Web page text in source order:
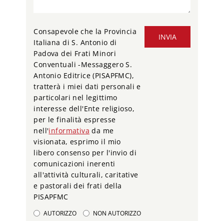
INVIA
Consapevole che la Provincia
Italiana di S. Antonio di
Padova dei Frati Minori
Conventuali -Messaggero S.
Antonio Editrice (PISAPFMC),
tratterà i miei dati personali e
particolari nel legittimo
interesse dell'Ente religioso,
per le finalità espresse
nell'informativa da me
visionata, esprimo il mio
libero consenso per l'invio di
comunicazioni inerenti
all'attività culturali, caritative
e pastorali dei frati della
PISAPFMC
AUTORIZZO NON AUTORIZZO